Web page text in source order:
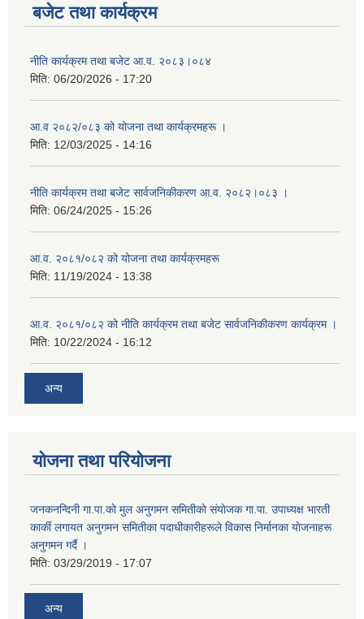
बजेट तथा कार्यक्रम
नीति कार्यक्रम तथा बजेट आ.व. २०८३।०८४
मिति: 06/20/2026 - 17:20
आ.व २०८२/०८३ को योजना तथा कार्यक्रमहरू ।
मिति: 12/03/2025 - 14:16
नीति कार्यक्रम तथा बजेट सार्वजनिकीकरण आ.व. २०८२।०८३ ।
मिति: 06/24/2025 - 15:26
आ.व. २०८१/०८२ को योजना तथा कार्यक्रमहरू
मिति: 11/19/2024 - 13:38
आ.व. २०८१/०८२ को नीति कार्यक्रम तथा बजेट सार्वजनिकीकरण कार्यक्रम ।
मिति: 10/22/2024 - 16:12
अन्य
योजना तथा परियोजना
जनकनन्दिनी गा.पा.काे मुल अनुगमन समितीकाे संयाेजक गा.पा. उपाध्यक्ष भारती
कार्की लगायत अनुगमन समितीका पदाधीकारीहरूले विकास निर्मानका याेजनाहरू
अनुगमन गर्दै ।
मिति: 03/29/2019 - 17:07
अन्य